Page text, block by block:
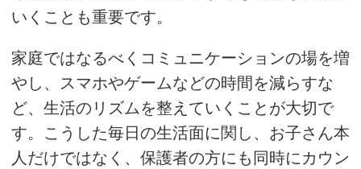
いくことも重要です。
家庭ではなるべくコミュニケーションの場を増
やし、スマホやゲームなどの時間を減らすな
ど、生活のリズムを整えていくことが大切で
す。こうした毎日の生活面に関し、お子さん本
人だけではなく、保護者の方にも同時にカウン